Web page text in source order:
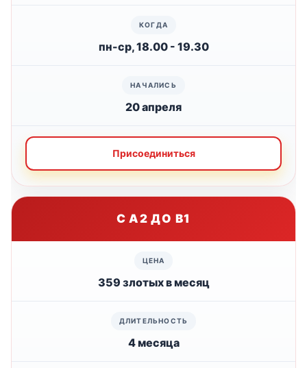
пн-ср, 18.00 - 19.30
20 апреля
Присоединиться
С A2 ДО B1
359 злотых в месяц
4 месяца